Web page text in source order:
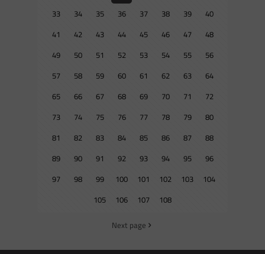
33
34 35 36 37 38 39
40
41
42 43 44 45 46 47
48
49
50 51 52 53 54 55
56
57
58 59 60 61 62 63
64
65
66 67 68 69 70 71
72
73
74 75 76 77 78 79
80
81
82 83 84 85 86 87
88
89
90 91 92 93 94 95
96
97
98 99 100 101 102 103
104
105
106 107 108
Next page